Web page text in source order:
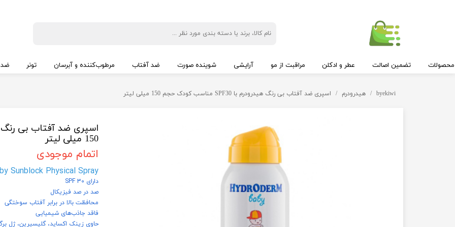
تضمین اصالت عطر و ادکلن مراقبت از مو آرایشی شوینده صورت ضد آفتاب مرطوب‌کننده و آبرسان تونر ضد
byekiwi هیدرودرم اسپری ضد آفتاب بی رنگ هیدرودرم با SPF30 مناسب کودک حجم 150 میلی لیتر
150 میلی لیتر
اتمام موجودی
Sunblock Physical Spray
دارای SPF 30
صد در صد فیزیکال
محافظت بالا در برابر آفتاب سوختگی
فاقد جاذب‌های شیمیایی
حاوی زینک اکساید، گلیسیرین، ژل